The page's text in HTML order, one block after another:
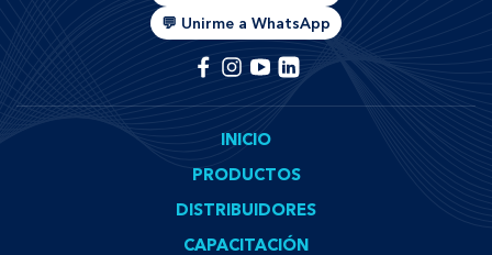
INICIO
PRODUCTOS
DISTRIBUIDORES
CAPACITACIÓN
💬 Unirme a WhatsApp